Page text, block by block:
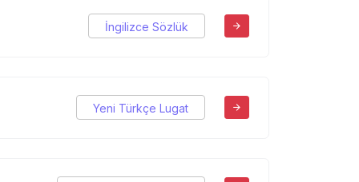
İngilizce Sözlük
Yeni Türkçe Lugat